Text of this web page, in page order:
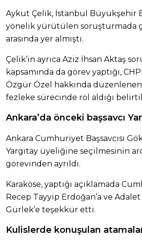
Aykut Çelik, İstanbul Büyükşehir
yönelik yürütülen soruşturmada
arasında yer almıştı.
Çelik’in ayrıca Aziz İhsan Aktaş
kapsamında da görev yaptığı,
Özgür Özel hakkında düzenlenen
fezleke sürecinde rol aldığı
Ankara’da önceki başsavcı
Ankara Cumhuriyet Başsavcısı
Yargıtay üyeliğine seçilmesinin
görevinden ayrıldı.
Karaköse, yaptığı açıklamada
Recep Tayyip Erdoğan’a ve Adalet
Gürlek’e teşekkür etti.
Kulislerde konuşulan